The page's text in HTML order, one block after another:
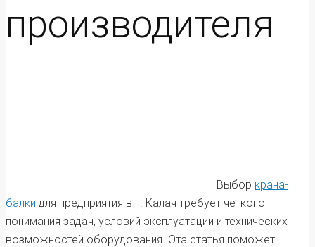
производителя
Выбор крана-
балки для предприятия в г. Калач требует четкого
понимания задач, условий эксплуатации и технических
возможностей оборудования. Эта статья поможет